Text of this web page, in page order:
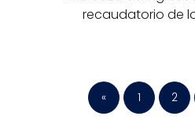
recaudatorio de
« 1 2